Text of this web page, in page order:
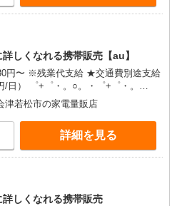
詳しくなれる携帯販売【au】
円〜 ※残業代支給 ★交通費別途支給
・゜+゜・。
社祝い金10万円支給(規定有) お友達
インセンティブ支給(規定有) ★月2
い可能（規程有）★ ゜・。○。・゜
゜+゜
津若松市の家電量販店
詳細を見る
詳しくなれる携帯販売